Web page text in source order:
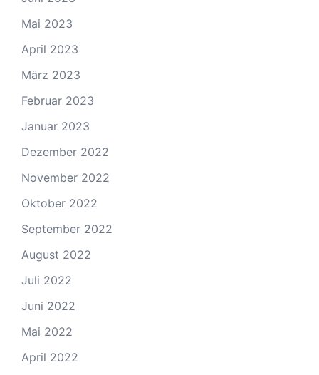
Mai 2023
April 2023
März 2023
Februar 2023
Januar 2023
Dezember 2022
November 2022
Oktober 2022
September 2022
August 2022
Juli 2022
Juni 2022
Mai 2022
April 2022